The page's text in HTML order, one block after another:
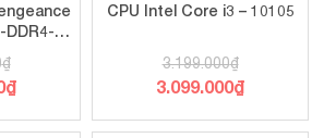
DDR4-
₫
₫
CPU Intel Core i3 – 10105
3.199.000₫
3.099.000₫